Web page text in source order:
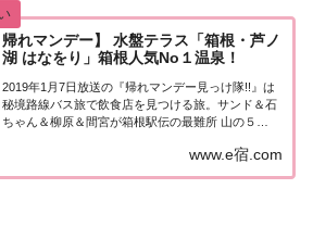
帰れマンデー】 水盤テラス「箱根・芦ノ
湖 はなをり」箱根人気No１温泉！
2019年1月7日放送の『帰れマンデー見っけ隊!!』は
秘境路線バス旅で飲食店を見つける旅。サンド＆石
ちゃん＆柳原＆間宮が箱根駅伝の最難所 山の５
で紹介された、箱根の人気No１温泉！水盤テラスで
大人気のホテル「箱根・芦ノ湖 はなをり」...
www.e宿.com